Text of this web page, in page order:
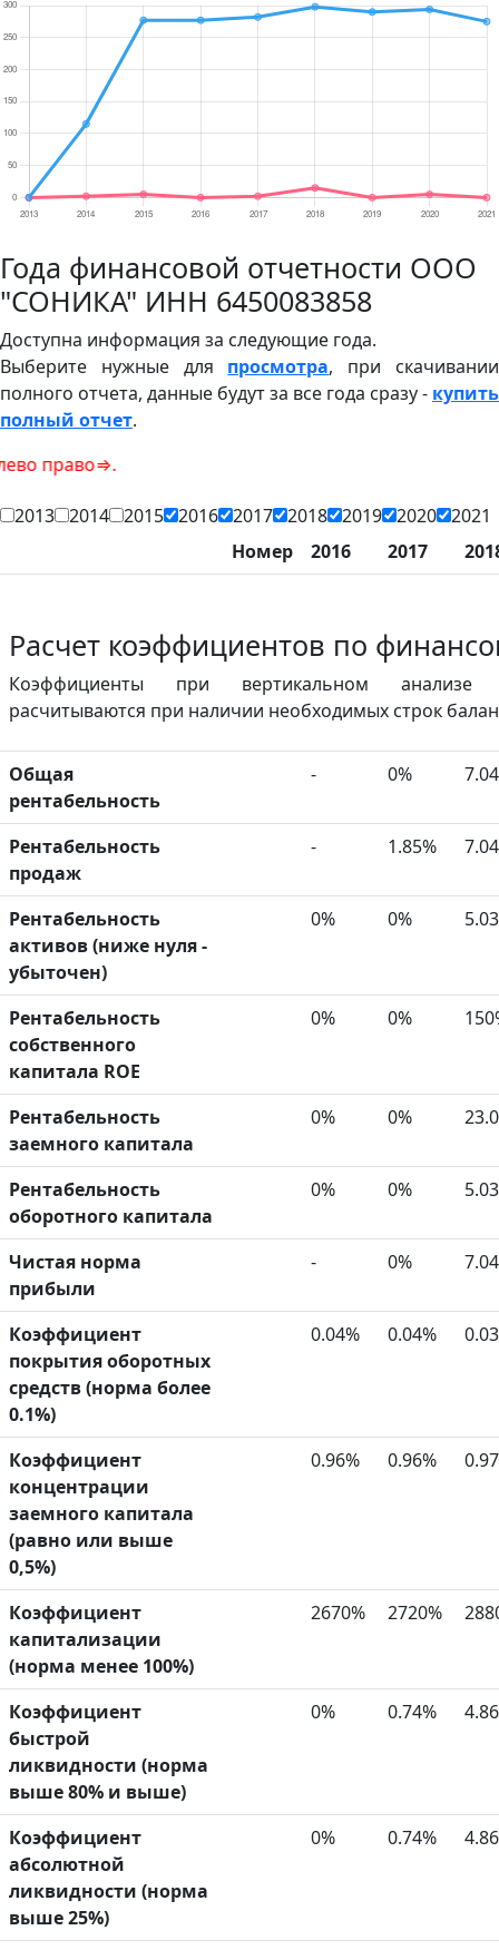
Года финансовой отчетности ООО
"СОНИКА" ИНН 6450083858
Доступна информация за следующие года.
Выберите нужные для просмотра, при скачивании
полного отчета, данные будут за все года сразу - купить
полный отчет.
2013 2014 2015 2016 2017 2018 2019 2020 2021
Номер
2016 2017
Расчет коэффициентов по
Коэффициенты при вертикальном анализе
расчитываются при наличии необходимых строк
Общая
рентабельность
- 0%
Рентабельность
продаж
- 1.85%
Рентабельность
активов (ниже нуля -
убыточен)
0% 0%
Рентабельность
собственного
капитала ROE
0% 0%
Рентабельность
заемного капитала
0% 0%
Рентабельность
оборотного капитала
0% 0%
Чистая норма
прибыли
- 0%
Коэффициент
покрытия оборотных
средств (норма более
0.1%)
0.04% 0.04%
Коэффициент
концентрации
заемного капитала
(равно или выше
0,5%)
0.96% 0.96%
Коэффициент
капитализации
(норма менее 100%)
2670% 2720%
Коэффициент
быстрой
ликвидности (норма
выше 80% и выше)
0% 0.74%
Коэффициент
абсолютной
ликвидности (норма
выше 25%)
0% 0.74%